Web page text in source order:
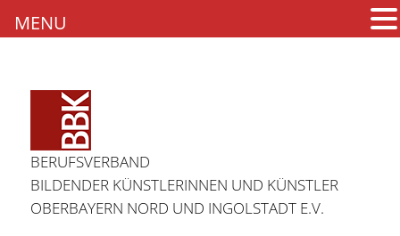
BERUFSVERBAND
BILDENDER KÜNSTLERINNEN UND KÜNSTLER
OBERBAYERN NORD UND INGOLSTADT E.V.
MENU